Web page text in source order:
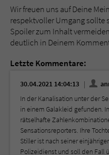
Wir freuen uns auf Deine
respektvoller Umgang
Spoiler zum Inhalt
deutlich in Deinem
Letzte Kommentare:
30.04.2021 14:04:13
In der Kanalisation unter der
in einem Galakleid gefunden.
rätselhafte
Sensationsreporters. Ihre
Stiller ist nach seiner
Polizeidienst und soll den Fall